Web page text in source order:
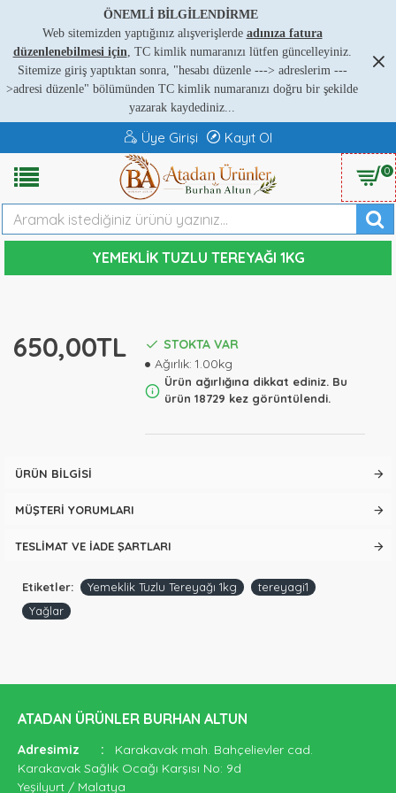
ÖNEMLİ BİLGİLENDİRME
Web sitemizden yaptığınız alışverişlerde adınıza fatura
düzenlenebilmesi için, TC kimlik numaranızı lütfen güncelleyiniz.
Sitemize giriş yaptıktan sonra, "hesabı düzenle ---> adreslerim ---
>adresi düzenle" bölümünden TC kimlik numaranızı doğru bir şekilde
yazarak kaydediniz...
Üye Girişi Kayıt Ol
0
YEMEKLIK TUZLU TEREYAĞI 1KG
650,00TL
STOKTA VAR
Ağırlık: 1.00kg
Ürün ağırlığına dikkat ediniz. Bu
ürün 18729 kez görüntülendi.
ÜRÜN BILGISI
MÜŞTERI YORUMLARI
TESLIMAT VE İADE ŞARTLARI
Etiketler: Yemeklik Tuzlu Tereyağı 1kg
tereyagi1
Yağlar
ATADAN ÜRÜNLER BURHAN ALTUN
Adresimiz :
Karakavak mah. Bahçelievler cad.
Karakavak Sağlık Ocağı Karşısı No: 9d
Yeşilyurt / Malatya